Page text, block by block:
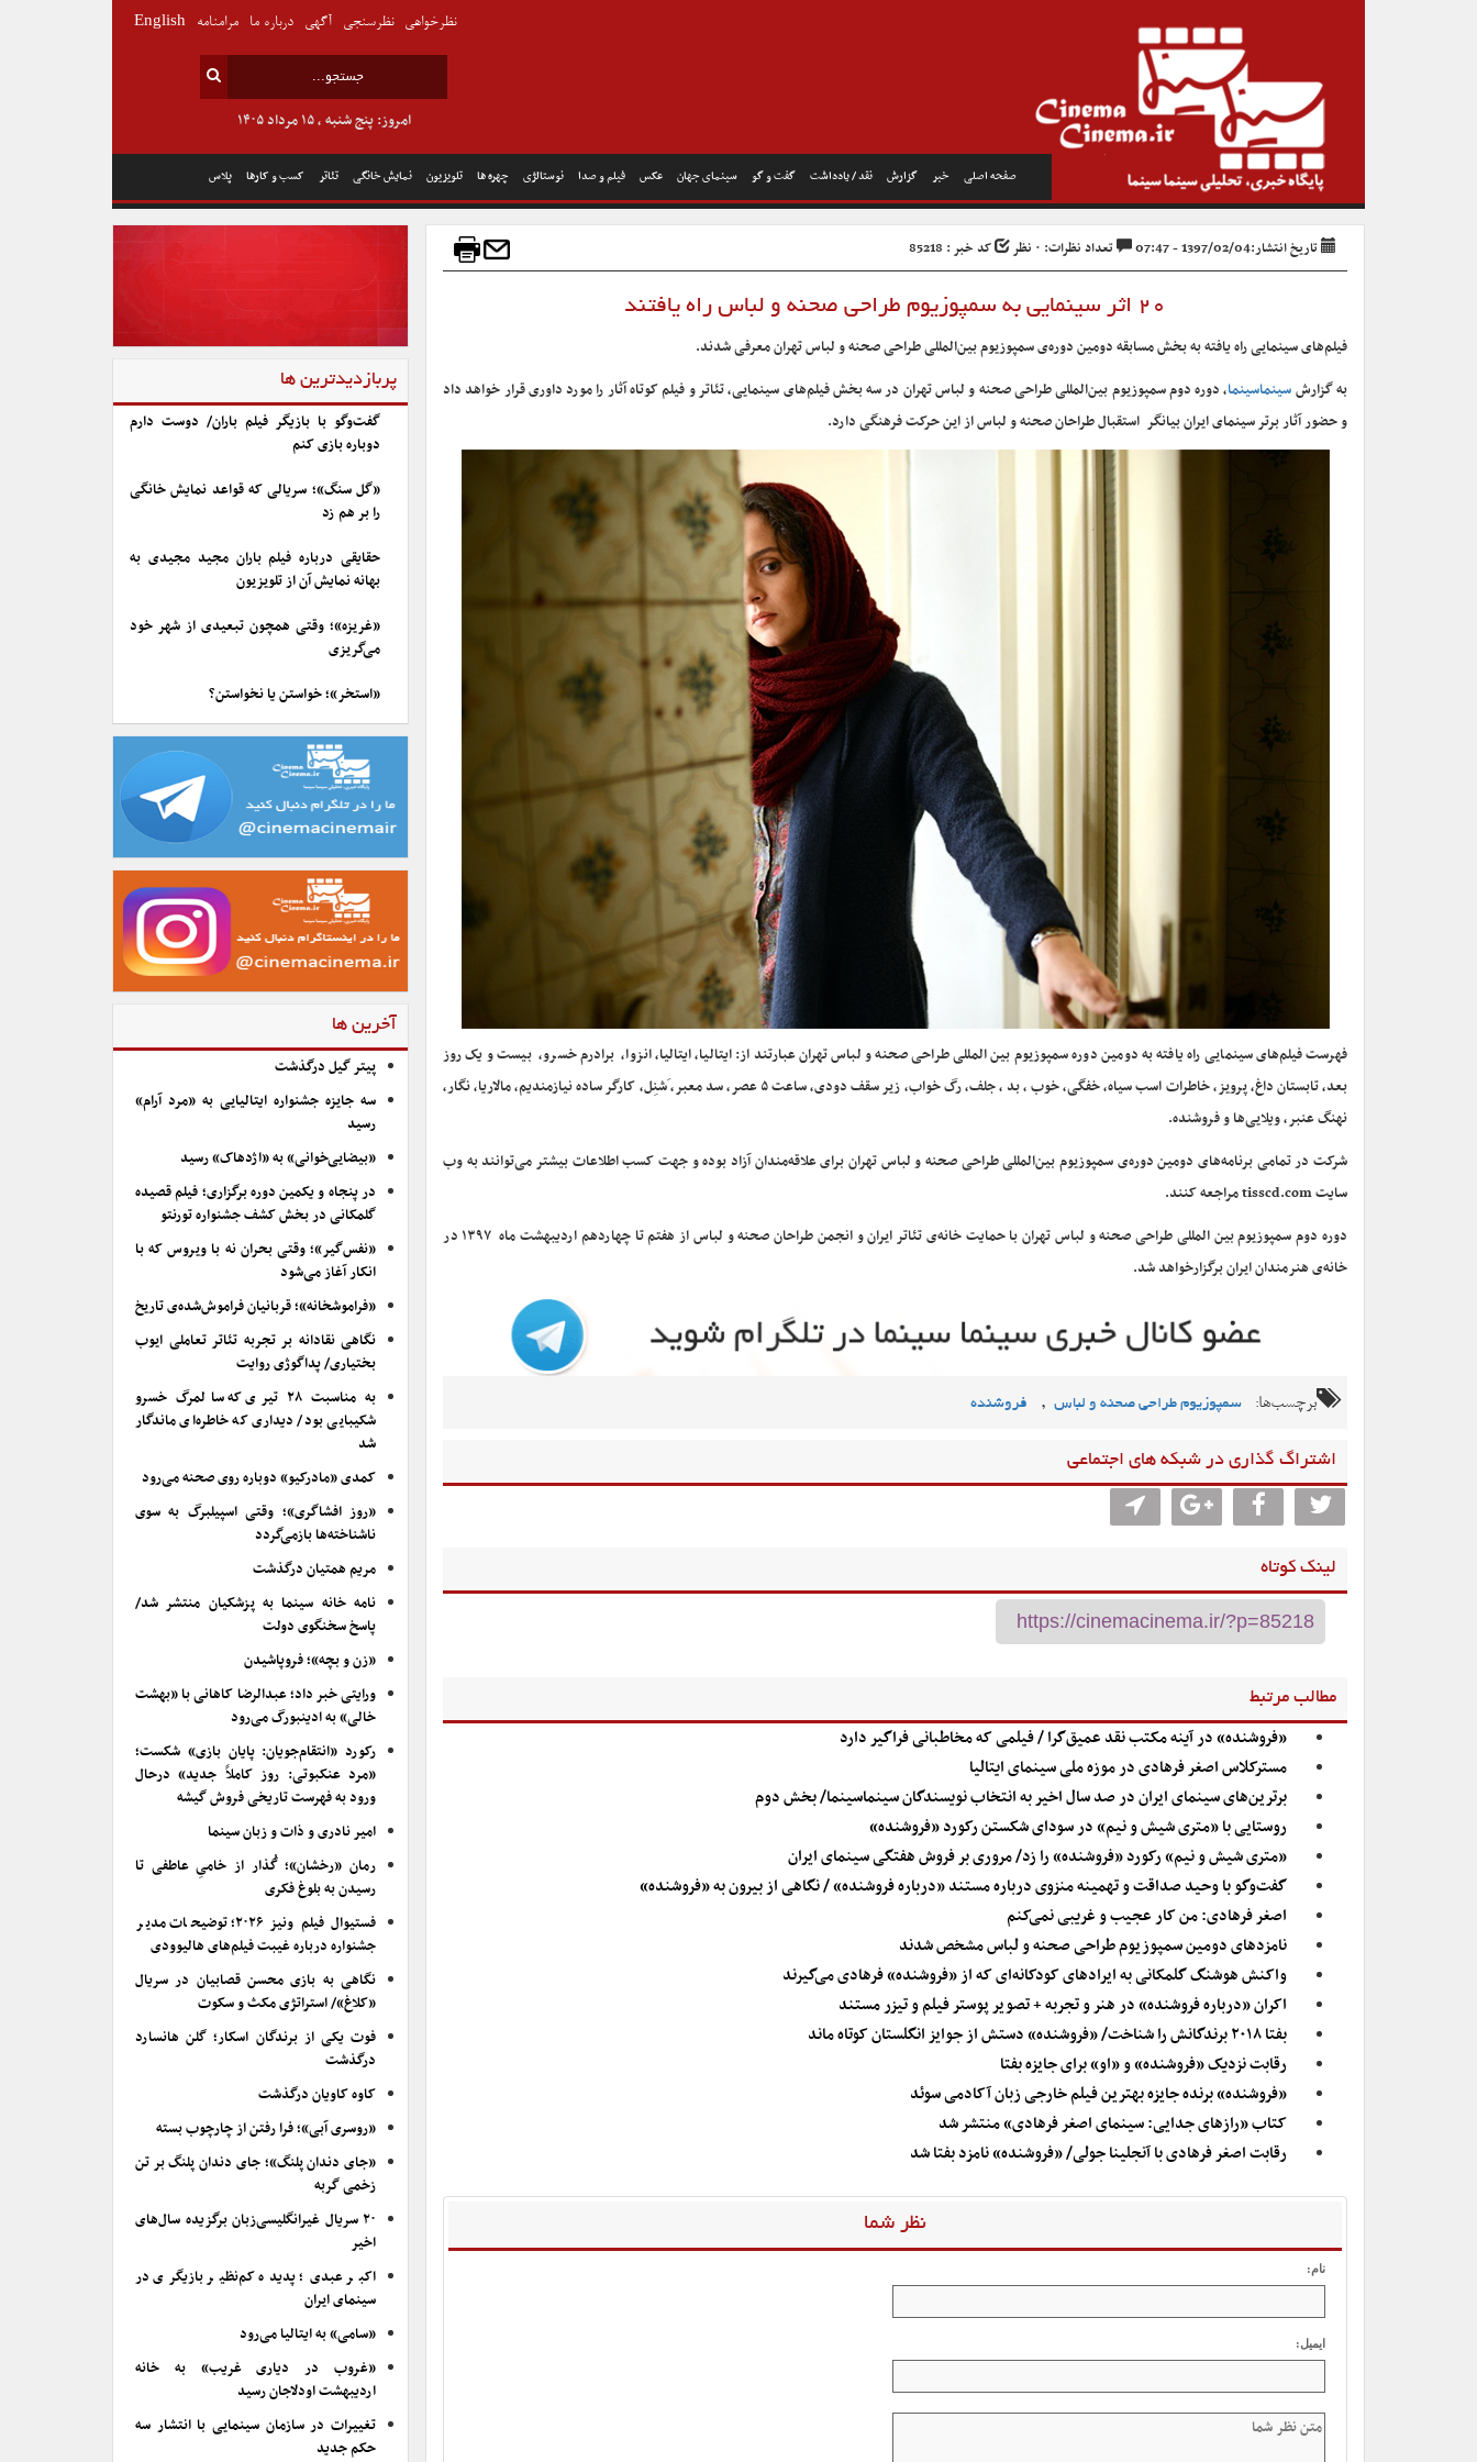
صفحه اصلی خبر گزارش نقد / یادداشت گفت و گو سینمای جهان عکس فیلم و صدا نوستالژی چهره ها تلویزیون نمایش خانگی تئاتر کسب و کارها پلاس
امروز: پنج شنبه , ۱۵ مرداد ۱۴۰۵
نظرخواهی نظرسنجی آگهی درباره ما مرامنامه English
تاریخ انتشار:1397/02/04 - 07:47 تعداد نظرات: ۰ نظر کد خبر : 85218
۲۰ اثر سینمایی‌ به سمپوزیوم طراحی صحنه و لباس راه یافتند
فیلم‌های سینمایی راه یافته به بخش مسابقه دومین دوره‌ی سمپوزیوم بین‌المللی طراحی صحنه و لباس تهران معرفی شدند.
به گزارشسینماسینما، دوره دوم سمپوزیوم بین‌المللی طراحی صحنه و لباس تهران در سه بخش فیلم‌های سینمایی، تئاتر و فیلم کوتاه آثار را مورد داوری قرار خواهد داد
و حضور آثار برتر سینمای ایران بیانگر استقبال طراحان صحنه و لباس از این حرکت فرهنگی دارد.
فهرست فیلم‌های سینمایی راه یافته به دومین دوره سمپوزیوم بین المللی طراحی صحنه و لباس تهران عبارتند از: ایتالیا، ایتالیا، انزوا، برادرم خسرو، بیست و یک روز
بعد، تابستان داغ، پرویز، خاطرات اسب سیاه، خفگی، خوب ، بد ، جلف، رگ خواب، زیر سقف دودی، ساعت ۵ عصر، سد معبر، َشنِل، کارگر ساده نیازمندیم، مالاریا، نگار،
نهنگ عنبر، ویلایی‌ها و فروشنده.
شرکت در تمامی برنامه‌های دومین دوره‌ی سمپوزیوم بین‌المللی طراحی صحنه و لباس تهران برای علاقه‌مندان آزاد بوده و جهت کسب اطلاعات بیشتر می‌توانند به وب
سایت tisscd.com مراجعه کنند.
دوره دوم سمپوزیوم بین المللی طراحی صحنه و لباس تهران با حمایت خانه‌ی تئاتر ایران و انجمن طراحان صحنه و لباس از هفتم تا چهاردهم اردیبهشت ماه ۱۳۹۷ در
خانه‌ی هنرمندان ایران برگزارخواهد شد.
برچسب‌ها: سمپوزیوم طراحی صحنه و لباس , فروشنده
اشتراگ گذاری در شبکه های اجتماعی
لینک کوتاه
مطالب مرتبط
«فروشنده» در آینه مکتب نقد عمیق‌گرا / فیلمی که مخاطبانی فراگیر دارد
مسترکلاس اصغر فرهادی در موزه ملی سینمای ایتالیا
برترین‌های سینمای ایران در صد سال اخیر به انتخاب نویسندگان سینماسینما/ بخش دوم
روستایی با «متری شیش و نیم» در سودای شکستن رکورد «فروشنده»
«متری شیش‌ و‌ نیم» رکورد «فروشنده» را زد/ مروری بر فروش هفتگی سینمای ایران
گفت‌وگو با وحید صداقت و تهمینه منزوی درباره مستند «درباره فروشنده» / نگاهی از بیرون به «فروشنده»
اصغر فرهادی: من کار عجیب و غریبی نمی‌کنم
نامزدهای دومین سمپوزیوم طراحی صحنه و لباس مشخص شدند
واکنش هوشنگ گلمکانی به ایرادهای کودکانه‌ای که از «فروشنده» فرهادی می‌گیرند
اکران «درباره فروشنده» در هنر و تجربه + تصویر پوستر فیلم و تیزر مستند
بفتا ۲۰۱۸ برندگانش را شناخت/ «فروشنده» دستش از جوایز انگلستان کوتاه ماند
رقابت نزدیک «فروشنده» و «او» برای جایزه بفتا
«فروشنده» برنده جایزه بهترین فیلم خارجی زبان آکادمی سوئد
کتاب «رازهای جدایی: سینمای اصغر فرهادی» منتشر شد
رقابت اصغر فرهادی با آنجلینا جولی/ «فروشنده» نامزد بفتا شد
نظر شما
نام:
ایمیل:
پربازدیدترین ها
گفت‌وگو با بازیگر فیلم باران/ دوست دارم
دوباره بازی کنم
«گل سنگ»؛ سریالی که قواعد نمایش خانگی
را بر هم زد
حقایقی درباره فیلم باران مجید مجیدی به
بهانه نمایش آن از تلویزیون
«غریزه»؛ وقتی همچون تبعیدی از شهر خود
می‌گریزی
«استخر»؛ خواستن یا نخواستن؟
آخرین ها
پیتر گیل درگذشت
سه جایزه جشنواره ایتالیایی به «مرد آرام»
رسید
«بیضایی‌خوانی» به «اژدهاک» رسید
در پنجاه و یکمین دوره برگزاری؛ فیلم قصیده
گلمکانی در بخش کشف جشنواره تورنتو
«نفس‌گیر»؛ وقتی بحران نه با ویروس که با
انکار آغاز می‌شود
«فراموشخانه»؛ قربانیان فراموش‌شده‌ی تاریخ
نگاهی نقادانه بر تجربه تئاتر تعاملی ایوب
بختیاری/ پداگوژی روایت
به مناسبت ۲۸ تیری که سالمرگ خسرو
شکیبایی بود/ دیداری که خاطره‌ای ماندگار
شد
کمدی «مادرکیو» دوباره روی صحنه می‌رود
«روز افشاگری»؛ وقتی اسپیلبرگ به سوی
ناشناخته‌ها بازمی‌گردد
مریم همتیان درگذشت
نامه خانه سینما به پزشکیان منتشر شد/
پاسخ سخنگوی دولت
«زن و بچه»؛ فروپاشیدن
ورایتی خبر داد؛ عبدالرضا کاهانی با «بهشت
خالی» به ادینبورگ می‌رود
رکورد «انتقام‌جویان: پایان بازی» شکست؛
«مرد عنکبوتی: روز کاملاً جدید» درحال
ورود به فهرست تاریخی فروش گیشه
امیر نادری و ذات و زبان سینما
رمان «رخشان»؛ گُذار از خامیِ عاطفی تا
رسیدن به بلوغ فکری
فستیوال فیلم ونیز ۲۰۲۶؛ توضیحات مدیر
جشنواره درباره غیبت فیلم‌های هالیوودی
نگاهی به بازی محسن قصابیان در سریال
«کلاغ»/ استراتژی مکث و سکوت
فوت یکی از برندگان اسکار؛ گلن هانسارد
درگذشت
کاوه کاویان درگذشت
«روسری آبی»؛ فرا رفتن از چارچوب بسته
«جای دندان پلنگ»؛ جای دندان پلنگ بر تن
زخمی گربه
۲۰ سریال غیرانگلیسی‌زبان برگزیده سال‌های
اخیر
اکبر عبدی؛ پدیده کم‌نظیر بازیگری در
سینمای ایران
«سامی» به ایتالیا می‌رود
«غروب در دیاری غریب» به خانه
اردیبهشت اودلاجان رسید
تغییرات در سازمان سینمایی با انتشار سه
حکم جدید